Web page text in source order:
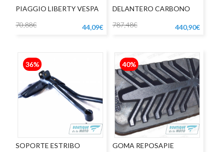
PIAGGIO LIBERTY VESPA
70,88€ 44,09€
DELANTERO CARBONO
787,48€ 440,90€
36%
SOPORTE ESTRIBO
40%
GOMA REPOSAPIE